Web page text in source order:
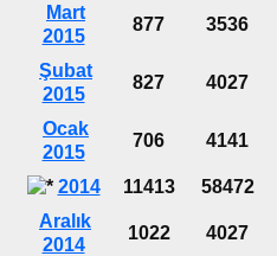
Mart
2015
877 3536
Şubat
2015
827 4027
Ocak
2015
706 4141
2014 11413 58472
Aralık
2014
1022 4027